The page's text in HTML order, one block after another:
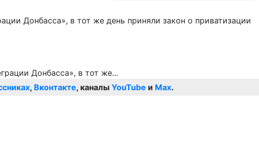
Донбасса», в тот же день приняли закон о приватизации
, Вконтакте, каналы YouTube и Max.